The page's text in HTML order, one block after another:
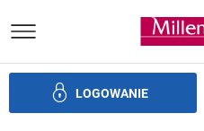
Bank
LOGOWANIE